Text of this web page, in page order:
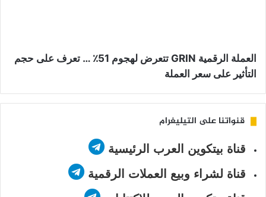
العملة الرقمية GRIN تتعرض لهجوم 51٪ … تعرف على حجم
التأثير على سعر العملة
قنواتنا على التيليغرام
قناة بيتكوين العرب الرئيسية
قناة لشراء وبيع العملات الرقمية